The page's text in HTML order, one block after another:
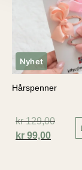
Nyhet
Hårspenner
kr129,00
kr 99,00